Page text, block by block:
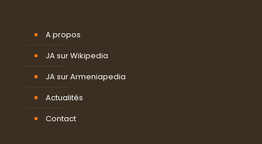
A propos
JA sur Wikipedia
JA sur Armeniapedia
Actualités
Contact